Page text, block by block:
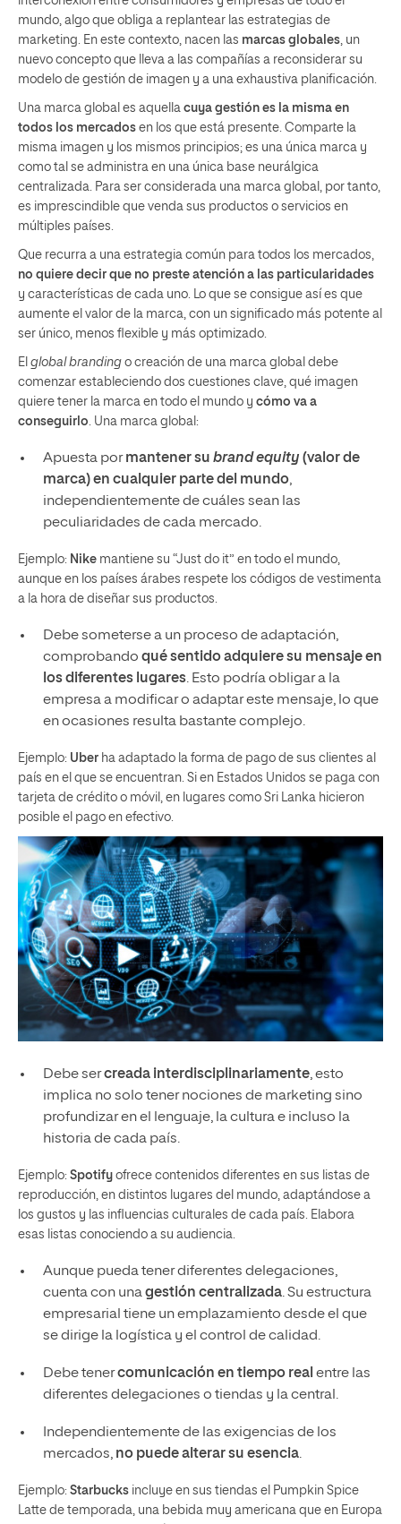
mundo, algo que obliga a replantear las estrategias de
marketing. En este contexto, nacen las marcas globales , un
nuevo concepto que lleva a las compañías a reconsiderar su
modelo de gestión de imagen y a una exhaustiva planificación.
Una marca global es aquella cuya gestión es la misma en
todos los mercados en los que está presente. Comparte la
misma imagen y los mismos principios; es una única marca y
como tal se administra en una única base neurálgica
centralizada. Para ser considerada una marca global, por tanto,
es imprescindible que venda sus productos o servicios en
múltiples países.
Que recurra a una estrategia común para todos los mercados,
no quiere decir que no preste atención a las particularidades
y características de cada uno. Lo que se consigue así es que
aumente el valor de la marca, con un significado más potente al
ser único, menos flexible y más optimizado.
El global branding o creación de una marca global debe
comenzar estableciendo dos cuestiones clave, qué imagen
quiere tener la marca en todo el mundo y cómo va a
conseguirlo . Una marca global:
Apuesta pormantener su brand equity (valor de
marca) en cualquier parte del mundo,
independientemente de cuáles sean las
peculiaridades de cada mercado.
Ejemplo: Nike mantiene su “Just do it” en todo el mundo,
aunque en los países árabes respete los códigos de vestimenta
a la hora de diseñar sus productos.
Debe someterse a un proceso de adaptación,
comprobando qué sentido adquiere su mensaje en
los diferentes lugares. Esto podría obligar a la
empresa a modificar o adaptar este mensaje, lo que
en ocasiones resulta bastante complejo.
Ejemplo: Uber ha adaptado la forma de pago de sus clientes al
país en el que se encuentran. Si en Estados Unidos se paga con
tarjeta de crédito o móvil, en lugares como Sri Lanka hicieron
posible el pago en efectivo.
Debe sercreada interdisciplinariamente, esto
implica no solo tener nociones de marketing sino
profundizar en el lenguaje, la cultura e incluso la
historia de cada país.
Ejemplo: Spotify ofrece contenidos diferentes en sus listas de
reproducción, en distintos lugares del mundo, adaptándose a
los gustos y las influencias culturales de cada país. Elabora
esas listas conociendo a su audiencia.
Aunque pueda tener diferentes delegaciones,
cuenta con unagestión centralizada. Su estructura
empresarial tiene un emplazamiento desde el que
se dirige la logística y el control de calidad.
Debe tenercomunicación en tiempo real entre las
diferentes delegaciones o tiendas y la central.
Independientemente de las exigencias de los
mercados, no puede alterar su esencia.
Ejemplo: Starbucks incluye en sus tiendas el Pumpkin Spice
Latte de temporada, una bebida muy americana que en Europa